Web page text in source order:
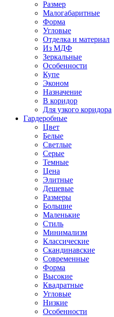
Размер
Малогабаритные
Форма
Угловые
Отделка и материал
Из МДФ
Зеркальные
Особенности
Купе
Эконом
Назначение
В коридор
Для узкого коридора
Гардеробные
Цвет
Белые
Светлые
Серые
Темные
Цена
Элитные
Дешевые
Размеры
Большие
Маленькие
Стиль
Минимализм
Классические
Скандинавские
Современные
Форма
Высокие
Квадратные
Угловые
Низкие
Особенности